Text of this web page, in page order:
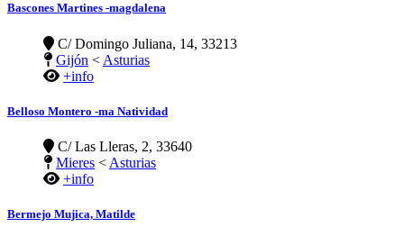
Bascones Martines -magdalena
C/ Domingo Juliana, 14, 33213
Gijón < Asturias
+info
Belloso Montero -ma Natividad
C/ Las Lleras, 2, 33640
Mieres < Asturias
+info
Bermejo Mujica, Matilde